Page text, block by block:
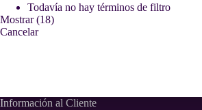
Todavía no hay términos de filtro
Mostrar(18)
Cancelar
Información al Cliente